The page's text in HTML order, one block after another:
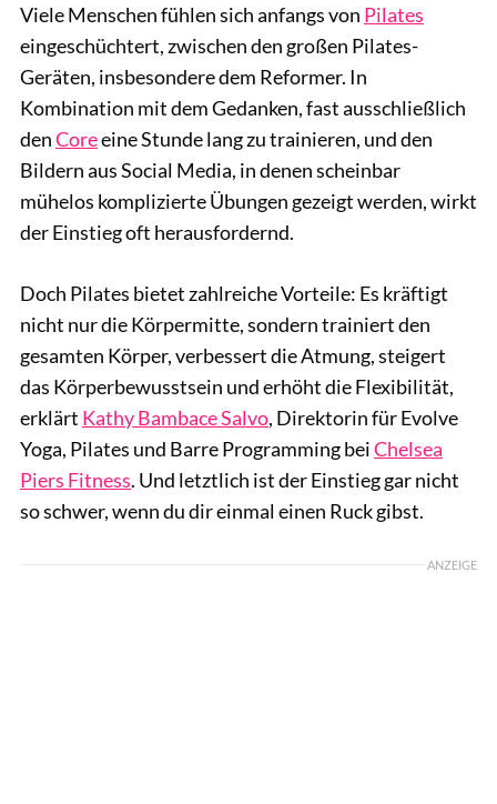
Viele Menschen fühlen sich anfangs von Pilates
eingeschüchtert, zwischen den großen Pilates-
Geräten, insbesondere dem Reformer. In
Kombination mit dem Gedanken, fast ausschließlich
denCoreeine Stunde lang zu trainieren, und den
Bildern aus Social Media, in denen scheinbar
mühelos komplizierte Übungen gezeigt werden, wirkt
der Einstieg oft herausfordernd.
Doch Pilates bietet zahlreiche Vorteile: Es kräftigt
nicht nur die Körpermitte, sondern trainiert den
gesamten Körper, verbessert die Atmung, steigert
das Körperbewusstsein und erhöht die Flexibilität,
erklärt Kathy Bambace Salvo, Direktorin für Evolve
Yoga, Pilates und Barre Programming beiChelsea
Piers Fitness. Und letztlich ist der Einstieg gar nicht
so schwer, wenn du dir einmal einen Ruck gibst.
ANZEIGE